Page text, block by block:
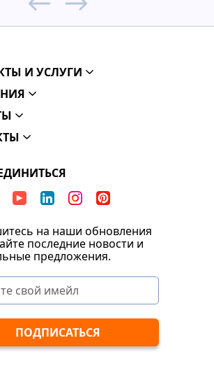
И УСЛУГИ
на наши обновления
последние новости и
предложения.